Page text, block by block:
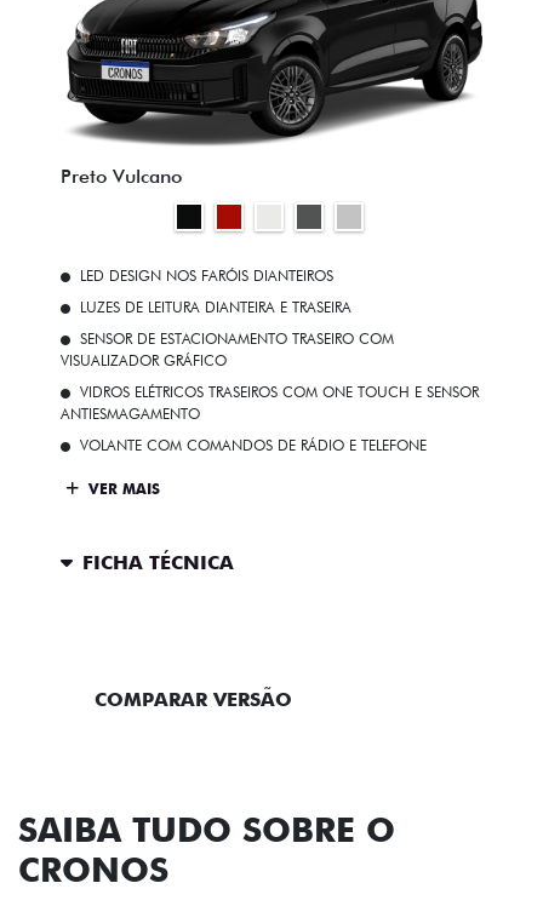
Preto Vulcano
LED DESIGN NOS FARÓIS DIANTEIROS
LUZES DE LEITURA DIANTEIRA E TRASEIRA
SENSOR DE ESTACIONAMENTO TRASEIRO COM
VISUALIZADOR GRÁFICO
VIDROS ELÉTRICOS TRASEIROS COM ONE TOUCH E SENSOR
ANTIESMAGAMENTO
VOLANTE COM COMANDOS DE RÁDIO E TELEFONE
VER MAIS
FICHA TÉCNICA
COMPARAR VERSÃO
SAIBA TUDO SOBRE O
CRONOS